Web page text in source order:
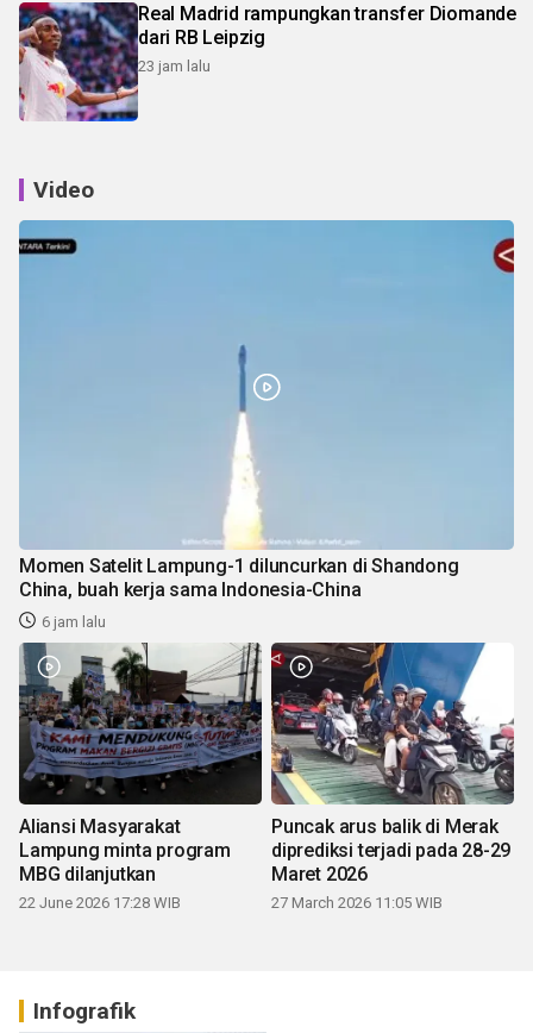
Real Madrid rampungkan transfer Diomande
dari RB Leipzig
23 jam lalu
Video
Momen Satelit Lampung-1 diluncurkan di Shandong
China, buah kerja sama Indonesia-China
6 jam lalu
Aliansi Masyarakat
Lampung minta program
MBG dilanjutkan
22 June 2026 17:28 WIB
Puncak arus balik di Merak
diprediksi terjadi pada 28-29
Maret 2026
27 March 2026 11:05 WIB
Infografik